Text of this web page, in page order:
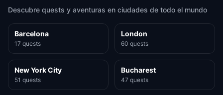
Descubre quests y aventuras en ciudades de todo el mundo
Barcelona
17 quests
London
60 quests
New York City
51 quests
Bucharest
47 quests